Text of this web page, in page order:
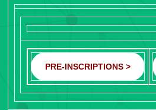
PRE-INSCRIPTIONS >